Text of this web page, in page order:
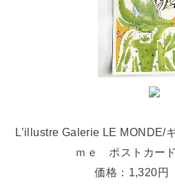
L’illustre Galerie LE MONDE/
ｍｅ ポストカー
価格：1,320円